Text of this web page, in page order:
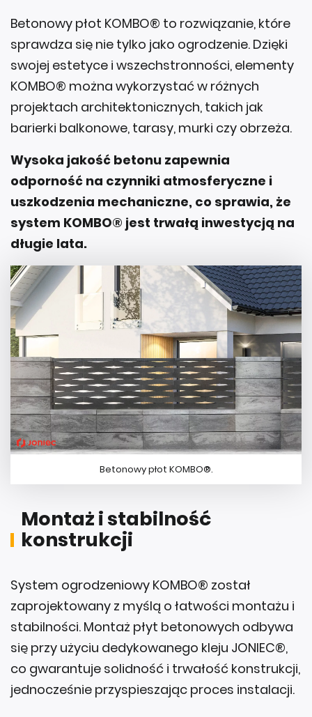
Betonowy płot KOMBO® to rozwiązanie, które
sprawdza się nie tylko jako ogrodzenie. Dzięki
swojej estetyce i wszechstronności, elementy
KOMBO® można wykorzystać w różnych
projektach architektonicznych, takich jak
barierki balkonowe, tarasy, murki czy obrzeża.
Wysoka jakość betonu zapewnia
odporność na czynniki atmosferyczne i
uszkodzenia mechaniczne, co sprawia, że
system KOMBO® jest trwałą inwestycją na
długie lata.
Betonowy płot KOMBO®.
Montaż i stabilność
konstrukcji
System ogrodzeniowy KOMBO® został
zaprojektowany z myślą o łatwości montażu i
stabilności. Montaż płyt betonowych odbywa
się przy użyciu dedykowanego kleju JONIEC®,
co gwarantuje solidność i trwałość konstrukcji,
jednocześnie przyspieszając proces instalacji.